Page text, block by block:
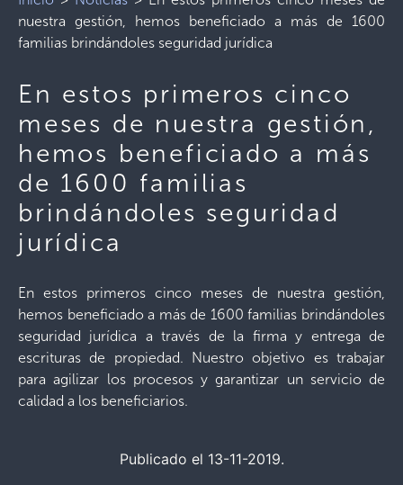
nuestra gestión, hemos beneficiado a más de 1600
familias brindándoles seguridad jurídica
En estos primeros cinco
meses de nuestra gestión,
hemos beneficiado a más
de 1600 familias
brindándoles seguridad
jurídica
En estos primeros cinco meses de nuestra gestión,
hemos beneficiado a más de 1600 familias brindándoles
seguridad jurídica a través de la firma y entrega de
escrituras de propiedad. Nuestro objetivo es trabajar
para agilizar los procesos y garantizar un servicio de
calidad a los beneficiarios.
Publicado el 13-11-2019.